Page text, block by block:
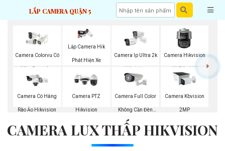
LẮP CAMERA QUẬN 5
Camera Colorvu Có
Màu Ban Đêm
Lắp Camera Hik
Phát Hiện Xe
Camera Ip Ultra 2k
Hikvision
Camera Hikvision
4K Siêu Nét
Camera Có Hàng
Rào Ảo Hikvision
Camera PTZ
Hikvision
Camera Full Color
Không Cần Đèn
VisionCop
Camera Kbvision
2MP
CAMERA LUX THẤP HIKVISION